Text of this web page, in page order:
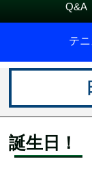
Q&A
テ
誕生日！